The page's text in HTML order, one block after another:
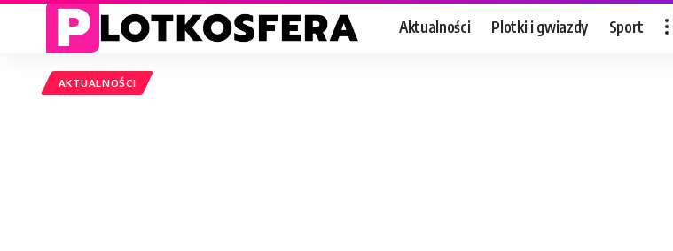
Aktualności Plotki i gwiazdy Sport
AKTUALNOŚCI